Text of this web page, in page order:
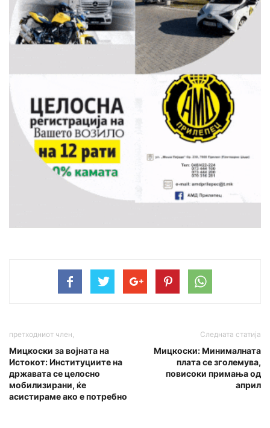
претходниот член,
Mицкоски за војната на
Истокот: Институциите на
државата се целосно
мобилизирани, ќе
асистираме ако е потребно
Следната статија
Мицкоски: Минималната
плата се зголемува,
повисоки примања од
април